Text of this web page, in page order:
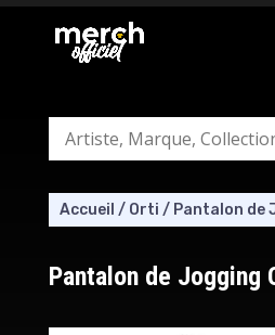
Accueil / Orti / Pantalon de
Pantalon de Jogging